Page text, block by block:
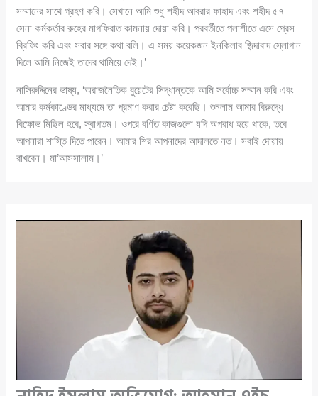
সম্মানের সাথে গ্রহণ করি। সেখানে আমি শুধু শহীদ আবরার ফাহাদ এবং শহীদ ৫৭
সেনা কর্মকর্তার রুহের মাগফিরাত কামনায় দোয়া করি। পরবর্তীতে পলাশীতে এসে প্রেস
ব্রিফিং করি এবং সবার সঙ্গে কথা বলি। এ সময় কয়েকজন ইনকিলাব জিন্দাবাদ স্লোগান
দিলে আমি নিজেই তাদের থামিয়ে দেই।’
নাসিরুদ্দিনের ভাষ্য, ‘অরাজনৈতিক বুয়েটের সিদ্ধান্তকে আমি সর্বোচ্চ সম্মান করি এবং
আমার কর্মকাণ্ডের মাধ্যমে তা প্রমাণ করার চেষ্টা করেছি। শুনলাম আমার বিরুদ্ধে
বিক্ষোভ মিছিল হবে, স্বাগতম। ওপরে বর্ণিত কাজগুলো যদি অপরাধ হয়ে থাকে, তবে
আপনারা শাস্তি দিতে পারেন। আমার শির আপনাদের আদালতে নত। সবাই দোয়ায়
রাখবেন। মা’আসসালাম।’